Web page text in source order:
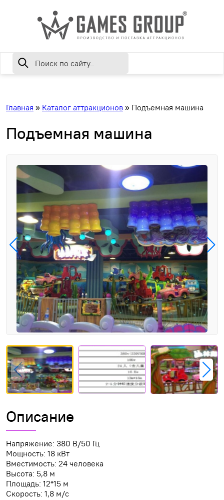
Главная » Каталог аттракционов » Подъемная машина
Подъемная машина
Описание
Напряжение: 380 В/50 Гц
Мощность: 18 кВт
Вместимость: 24 человека
Высота: 5,8 м
Площадь: 12*15 м
Скорость: 1,8 м/с